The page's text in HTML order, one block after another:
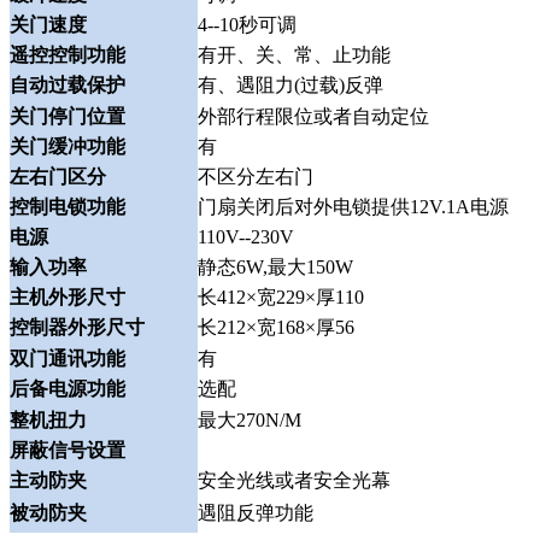
关门速度
4--10秒可调
遥控控制功能
有开、关、常、止功能
自动过载保护
有、遇阻力(过载)反弹
关门停门位置
外部行程限位或者自动定位
关门缓冲功能
有
左右门区分
不区分左右门
控制电锁功能
门扇关闭后对外电锁提供12V.1A电源
电源
110V--230V
输入功率
静态6W,最大150W
主机外形尺寸
长412×宽229×厚110
控制器外形尺寸
长212×宽168×厚56
双门通讯功能
有
后备电源功能
选配
整机扭力
最大270N/M
屏蔽信号设置
主动防夹
安全光线或者安全光幕
被动防夹
遇阻反弹功能